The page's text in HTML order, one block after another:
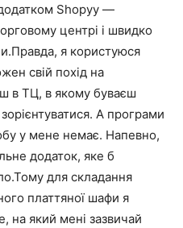
Shopyy —
центрі і швидко
я користуюся
свій похід на
в ТЦ, в якому буваєш
А програми
у мене немає. Напевно,
додаток, яке б
для складання
платтяної шафи я
на який мені зазвичай